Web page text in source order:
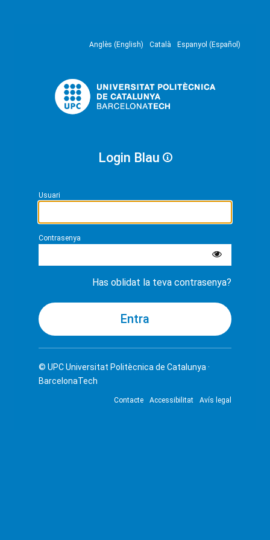
Anglès (English) Català Espanyol (Español)
Login Blau
Usuari
Contrasenya
Has oblidat la teva contrasenya?
© UPCUniversitat Politècnica de Catalunya ·
BarcelonaTech
Contacte Accessibilitat Avís legal